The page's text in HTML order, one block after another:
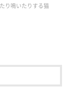
が崩れたり、免疫
り鳴いたりする猫